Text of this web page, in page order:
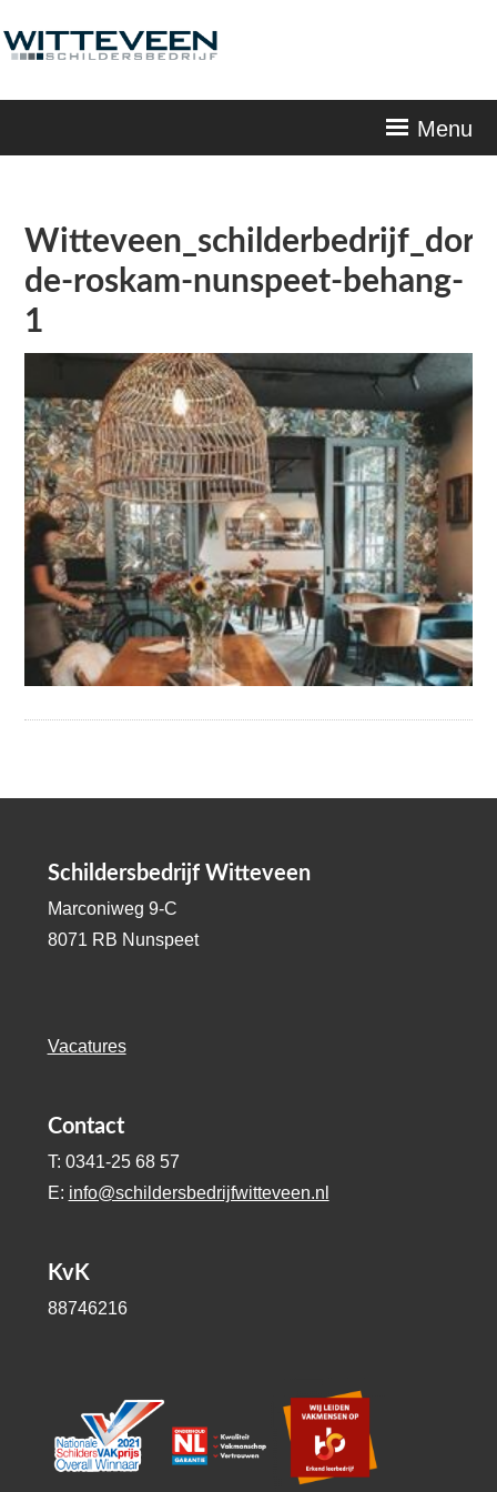
Menu
de-roskam-nunspeet-behang-
1
Schildersbedrijf Witteveen
Marconiweg 9-C
8071 RB Nunspeet
Vacatures
Contact
T: 0341-25 68 57
E: info@schildersbedrijfwitteveen.nl
KvK
88746216